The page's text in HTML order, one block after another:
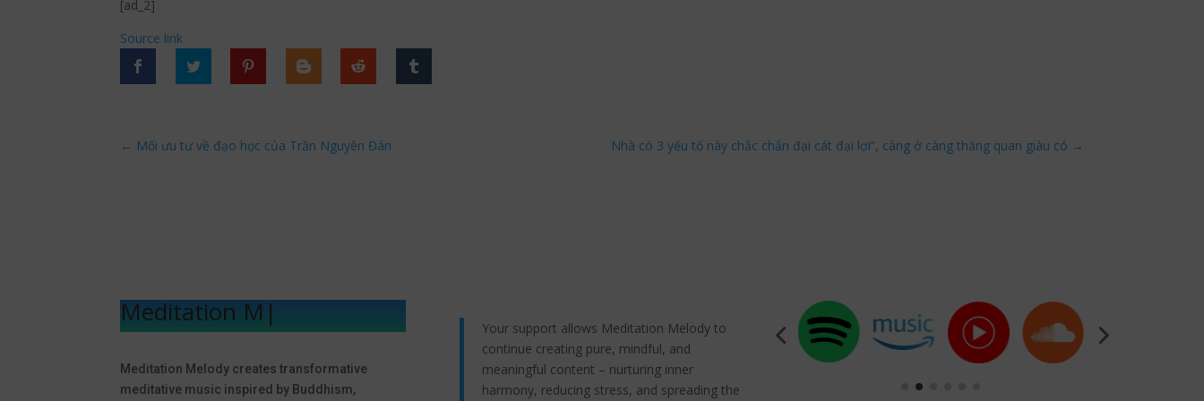
[ad_2]
Source link
← Mối ưu tư về đạo học của Trần Nguyên Đán Nhà có 3 yếu tố này chắc chắn đại cát đại lợi”, càng ở càng thăng quan giàu có →
Meditation Melod
Meditation Melody creates transformative
meditative music inspired by Buddhism,
Your support allows Meditation Melody to
continue creating pure, mindful, and
meaningful content – nurturing inner
harmony, reducing stress, and spreading the